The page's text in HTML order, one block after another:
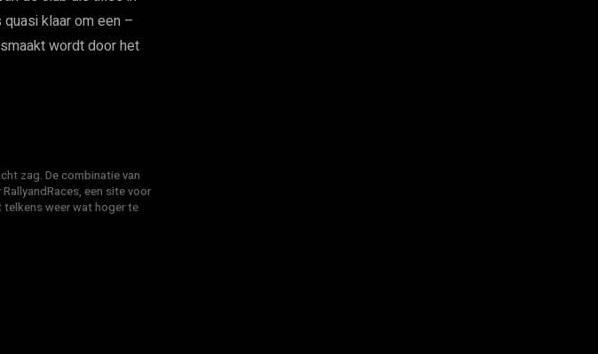
klaar om een –
wordt door het
zag. De combinatie van
een site voor
weer wat hoger te